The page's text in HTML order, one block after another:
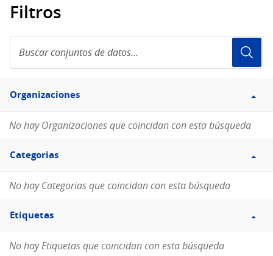
Filtros
conjuntos
de
Filtro
Organizaciones
Organizaciones
No hay Organizaciones que coincidan con esta búsqueda
Filtro
Categorias
Categorias
No hay Categorias que coincidan con esta búsqueda
Filtro
Etiquetas
Etiquetas
No hay Etiquetas que coincidan con esta búsqueda